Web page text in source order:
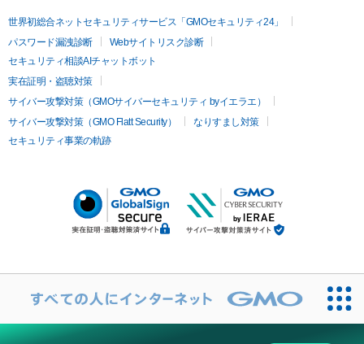
世界初総合ネットセキュリティサービス「GMOセキュリティ24」
パスワード漏洩診断
Webサイトリスク診断
セキュリティ相談AIチャットボット
実在証明・盗聴対策
サイバー攻撃対策（GMOサイバーセキュリティ byイエラエ）
サイバー攻撃対策（GMO Flatt Security）
なりすまし対策
セキュリティ事業の軌跡